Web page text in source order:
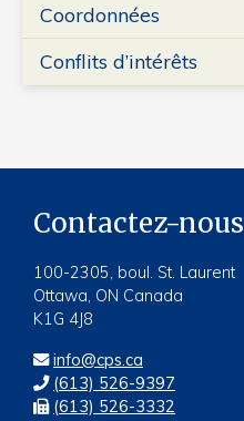
Coordonnées
Conflits d’intérêts
Contactez-nous
100-2305, boul. St. Laurent
Ottawa, ON Canada
K1G 4J8
info@cps.ca
(613) 526-9397
(613) 526-3332